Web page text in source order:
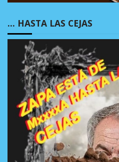
… HASTA LAS CEJAS